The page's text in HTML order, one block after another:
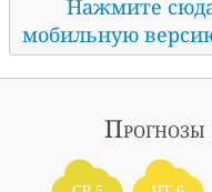
Нажмите
мобильную
Прогнозы